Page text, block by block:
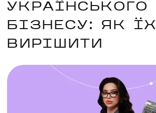
УКРАЇНСЬКОГО
БІЗНЕСУ: ЯК ЇХ
ВИРІШИТИ